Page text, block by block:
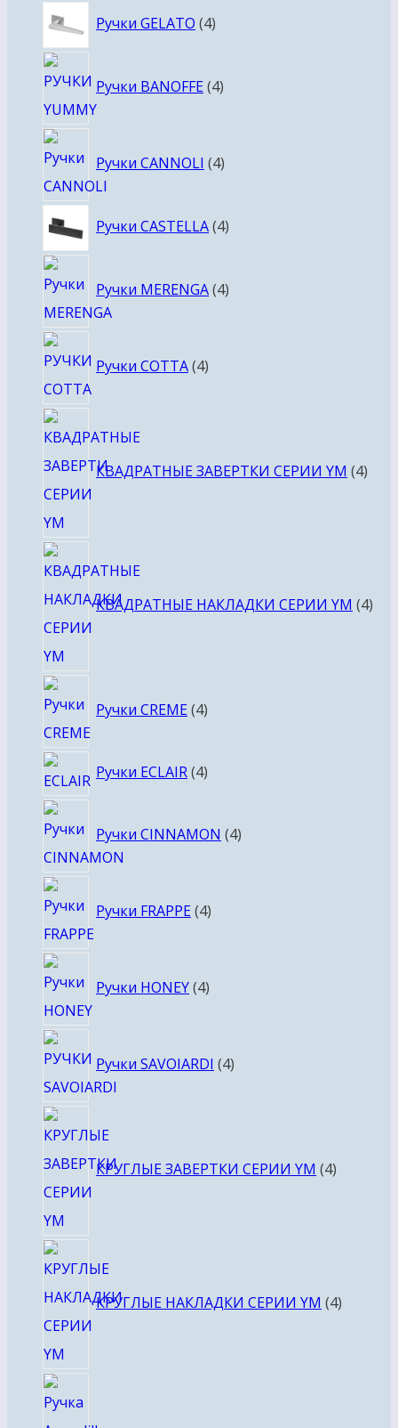
Ручки GELATO 44
Ручки BANOFFE 4товара
Ручки CANNOLI 4товара
Ручки CASTELLA 44
Ручки MERENGA 4товара
Ручки COTTA 4товара
КВАДРАТНЫЕ ЗАВЕРТКИ СЕРИИ YM 4
КВАДРАТНЫЕ НАКЛАДКИ СЕРИИ YM 4
Ручки CREME 4товара
Ручки ECLAIR 44
Ручки CINNAMON 4товара
Ручки FRAPPE 4товара
Ручки HONEY 4товара
Ручки SAVOIARDI 4товара
КРУГЛЫЕ ЗАВЕРТКИ СЕРИИ YM 4
КРУГЛЫЕ НАКЛАДКИ СЕРИИ YM 4